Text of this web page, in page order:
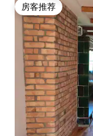
房客推荐
房客推荐